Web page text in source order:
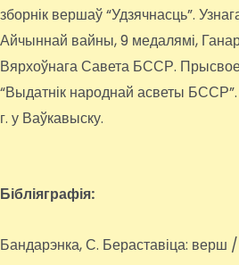
зборнік вершаў “Удзячнасць”.
Айчыннай вайны, 9 медалямі,
Вярхоўнага Савета БССР.
“Выдатнік народнай асветы
г. у Ваўкавыску.
Бібліяграфія:
Бандарэнка, С. Бераставіца: